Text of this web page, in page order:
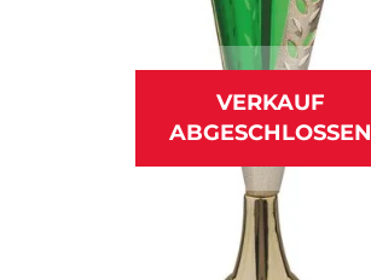
VERKAUF
ABGESCHLOSSEN